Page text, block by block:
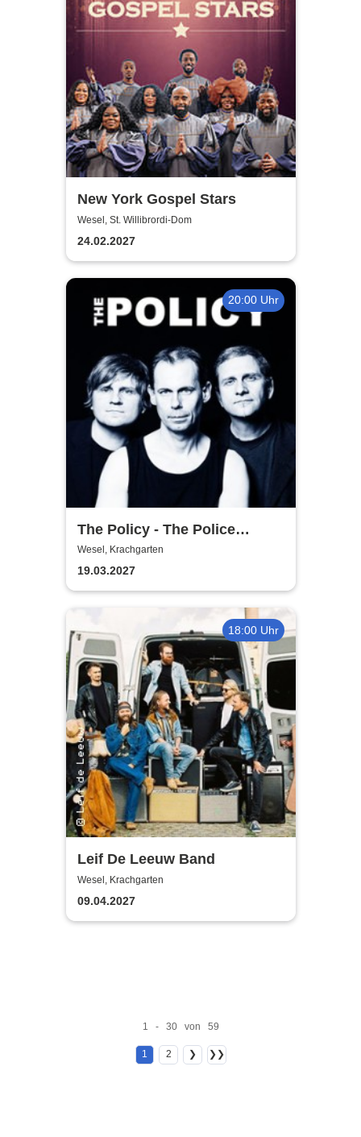
New York Gospel Stars
Wesel, St. Willibrordi-Dom
24.02.2027
20:00 Uhr
The Policy - The Police
Tribute Band
Wesel, Krachgarten
19.03.2027
18:00 Uhr
Leif De Leeuw Band
Wesel, Krachgarten
09.04.2027
1 - 30 von 59
1 2 ❯ ❯❯